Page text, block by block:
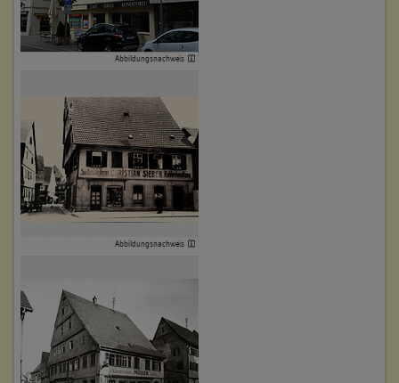
Betroffene Gebäudeteile:
keine
5. Besitzer:in:
(1686 - 1694)
Bemerkung Familie:
Bemerkung Besitz:
kauft Anteile der Miterben Rottner und Jacobi
keiner
Betroffene Gebäudeteile:
keine
Abbildungsnachweis
Abbildungsnachweis